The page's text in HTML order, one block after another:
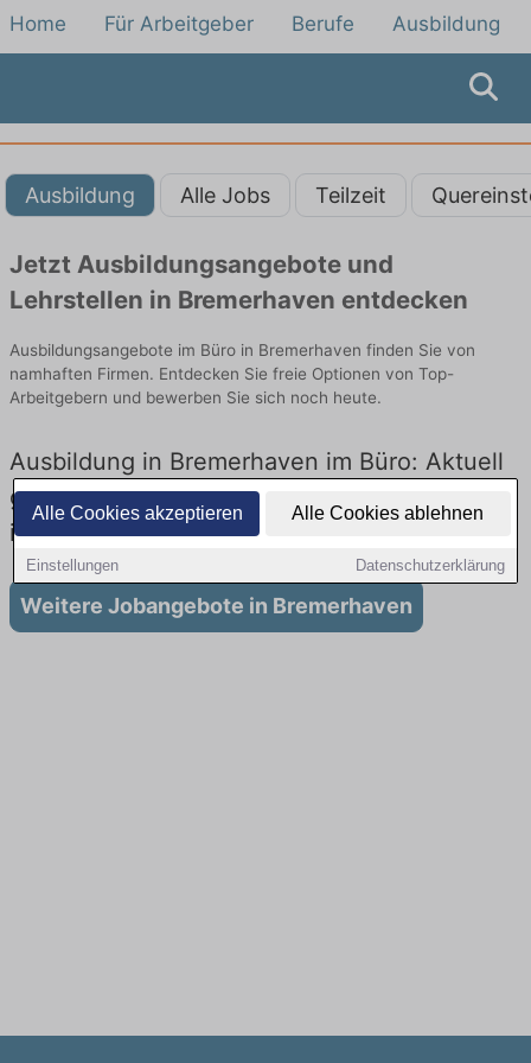
Alle Cookies akzeptieren Alle Cookies ablehnen
Einstellungen Datenschutzerklärung
Home Für Arbeitgeber Berufe Ausbildung
Ausbildung Alle Jobs Teilzeit
Jetzt Ausbildungsangebote und
Lehrstellen in Bremerhaven entdecken
Ausbildungsangebote im Büro in Bremerhaven finden Sie von
namhaften Firmen. Entdecken Sie freie Optionen von Top-
Arbeitgebern und bewerben Sie sich noch heute.
Ausbildung in Bremerhaven im Büro: Aktuell
gibt es keine Stellenangebote für Ausbildung
in Bremerhaven
Weitere Jobangebote in Bremerhaven